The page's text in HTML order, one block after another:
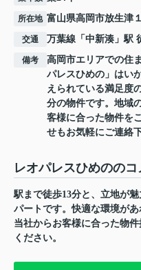
所在地 富山県高岡市放生津
交通 万葉線 「 中新湊 」駅
備考
高岡市エリアでの住
パレスひめの」はい
えられている満足度
分の物件です。地域
客様に合った物件を
せもお気軽にご連絡
レオパレスひめのの
駅まで徒歩13分と、立地が
パートです。快適な環境が
当社からお客様に合った物
ください。